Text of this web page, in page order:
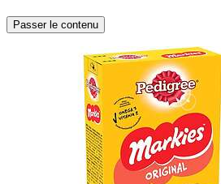
Passer le contenu